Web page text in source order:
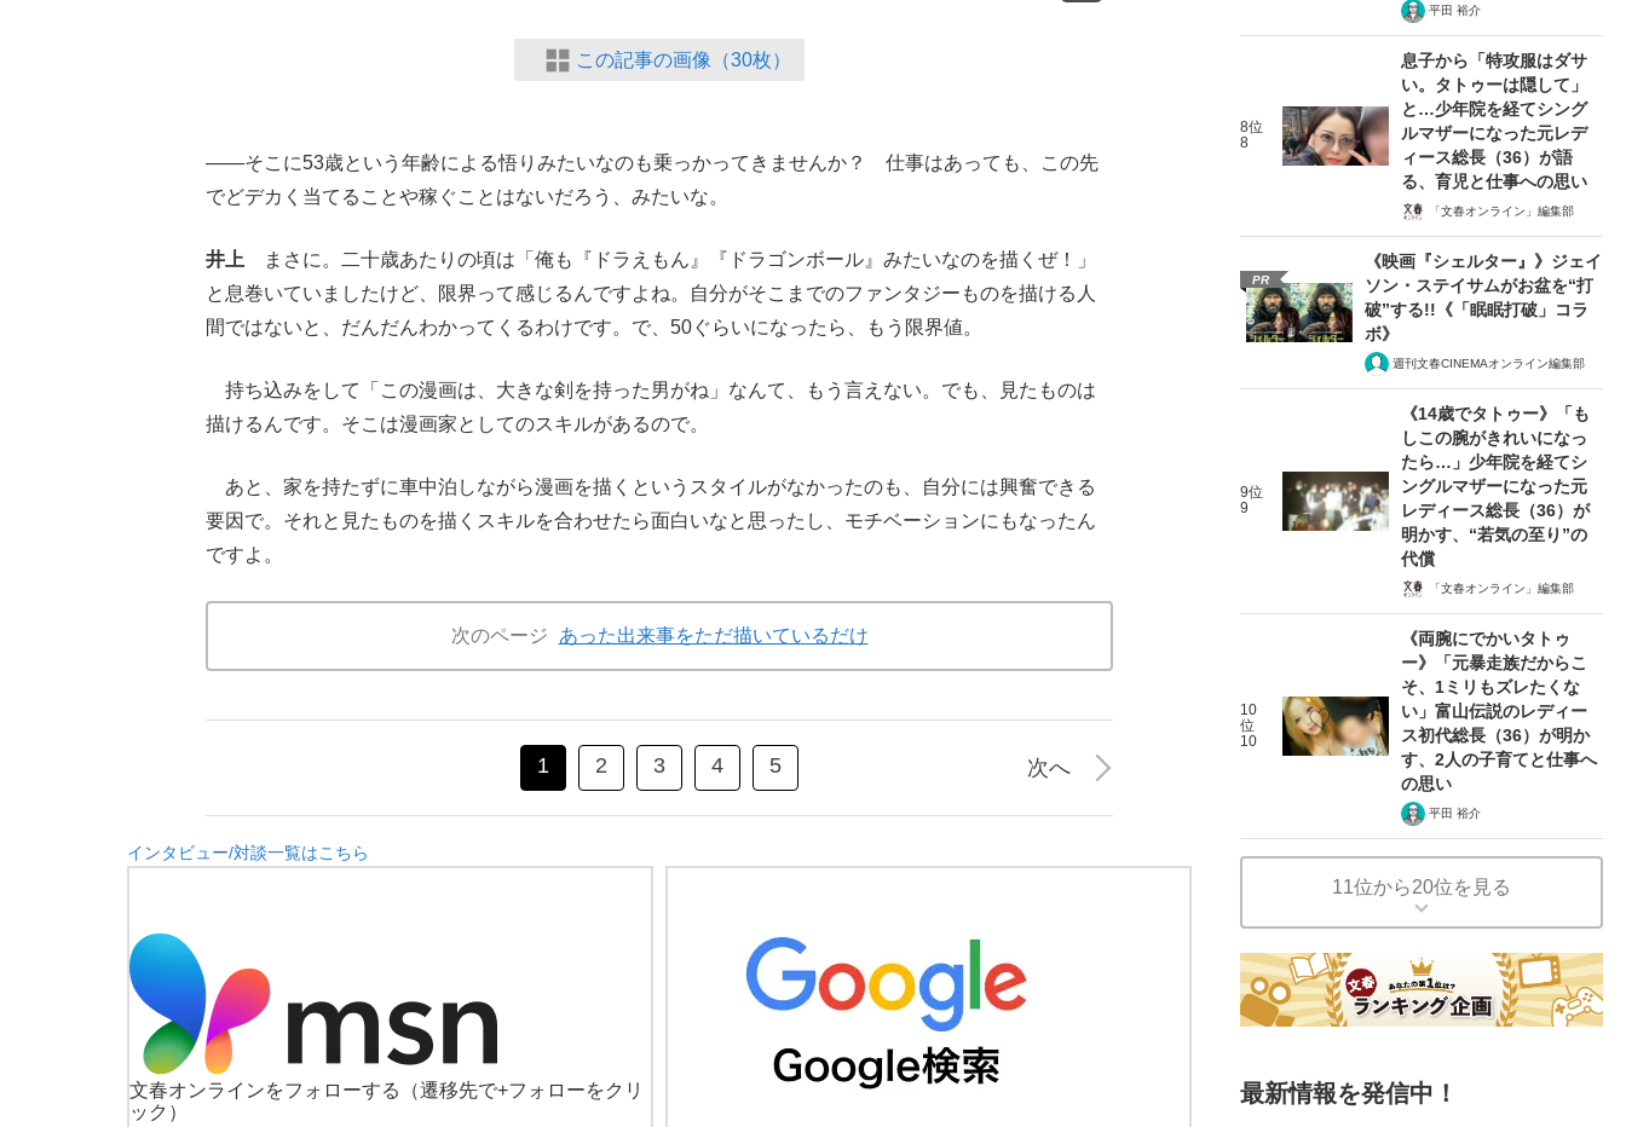
この記事の画像（30枚）
――そこに53歳という年齢による悟りみたいなのも乗っかってきませんか？ 仕事はあっても、この先
でどデカく当てることや稼ぐことはないだろう、みたいな。
井上 まさに。二十歳あたりの頃は「俺も『ドラえもん』『ドラゴンボール』みたいなのを描くぜ！」
と息巻いていましたけど、限界って感じるんですよね。自分がそこまでのファンタジーものを描ける人
間ではないと、だんだんわかってくるわけです。で、50ぐらいになったら、もう限界値。
持ち込みをして「この漫画は、大きな剣を持った男がね」なんて、もう言えない。でも、見たものは
描けるんです。そこは漫画家としてのスキルがあるので。
あと、家を持たずに車中泊しながら漫画を描くというスタイルがなかったのも、自分には興奮できる
要因で。それと見たものを描くスキルを合わせたら面白いなと思ったし、モチベーションにもなったん
ですよ。
次のページ あった出来事をただ描いているだけ
1 2 3 4 5 次へ
インタビュー/対談一覧はこちら
文春オンラインをフォローする
（遷移先で+フォローをクリ
ック）
平田 裕介
8位
8
息子から「特攻服はダサ
い。タトゥーは隠して」
と…少年院を経てシング
ルマザーになった元レデ
ィース総長（36）が語
る、育児と仕事への思い
「文春オンライン」編集部
PR
《映画『シェルター』》ジェイ
ソン・ステイサムがお盆を“打
破”する!!《「眠眠打破」コラ
ボ》
週刊文春CINEMAオンライン編集部
9位
9
《14歳でタトゥー》「も
しこの腕がきれいになっ
たら…」少年院を経てシ
ングルマザーになった元
レディース総長（36）が
明かす、“若気の至り”の
代償
「文春オンライン」編集部
10
位
10
《両腕にでかいタトゥ
ー》「元暴走族だからこ
そ、1ミリもズレたくな
い」富山伝説のレディー
ス初代総長（36）が明か
す、2人の子育てと仕事へ
の思い
平田 裕介
11位から20位を見る
最新情報を発信中！